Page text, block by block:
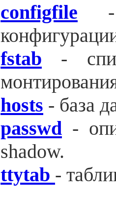
configfile -
fstab -
hosts - база
passwd -
shadow.
ttytab -